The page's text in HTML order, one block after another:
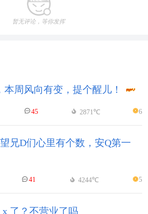
暂无评论，等你发挥
本周风向有变，提个醒儿！
45 2871℃ 6
兄D们心里有个数，安Q第一
41 4244℃ 5
了？不营业了吗